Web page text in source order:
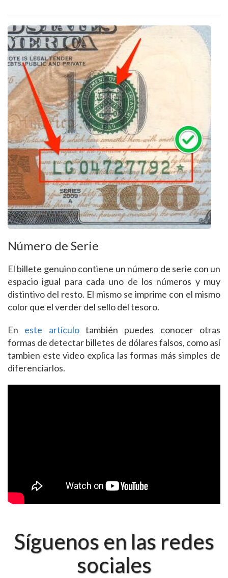
Número de Serie
El billete genuino contiene un número de serie con un
espacio igual para cada uno de los números y muy
distintivo del resto. El mismo se imprime con el mismo
color que el verder del sello del tesoro.
En este artículotambién puedes conocer otras
formas de detectar billetes de dólares falsos, como así
tambien este video explica las formas más simples de
diferenciarlos.
Síguenos en las redes
sociales